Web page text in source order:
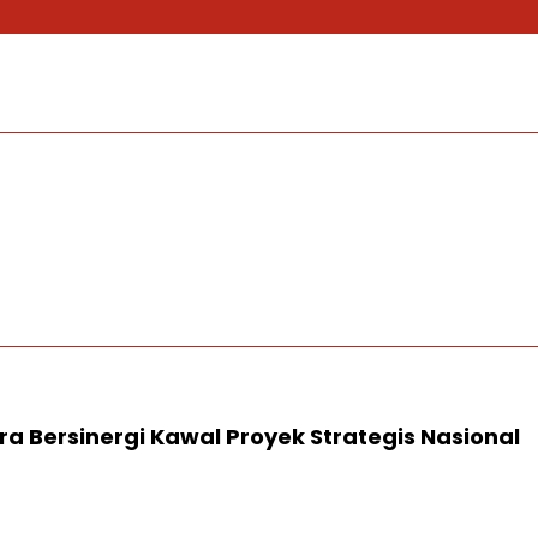
Bersinergi Kawal Proyek Strategis Nasional